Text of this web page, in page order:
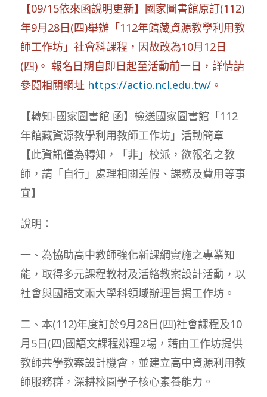
【09/15依來函說明更新】國家圖書館原訂(112)
年9月28日(四)舉辦「112年館藏資源教學利用教
師工作坊」社會科課程，因故改為10月12日
(四)。 報名日期自即日起至活動前一日，詳情請
參閱相關網址 https://actio.ncl.edu.tw/。
【轉知-國家圖書館 函】檢送國家圖書館「112
年館藏資源教學利用教師工作坊」活動簡章
【此資訊僅為轉知，「非」校派，欲報名之教
師，請「自行」處理相關差假、課務及費用等事
宜】
說明：
一、為協助高中教師強化新課網實施之專業知
能，取得多元課程教材及活絡教案設計活動，以
社會與國語文兩大學科領域辦理旨揭工作坊。
二、本(112)年度訂於9月28日(四)社會課程及10
月5日(四)國語文課程辦理2場，藉由工作坊提供
教師共學教案設計機會，並建立高中資源利用教
師服務群，深耕校園學子核心素養能力。